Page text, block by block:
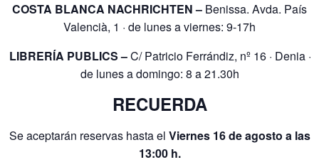
COSTA BLANCA NACHRICHTEN – Benissa. Avda. País
Valencià, 1 · de lunes a viernes: 9-17h
LIBRERÍA PUBLICS –C/ Patricio Ferrándiz, nº 16 · Denia ·
de lunes a domingo: 8 a 21.30h
RECUERDA
Se aceptarán reservas hasta el Viernes 16 de agosto a las
13:00 h.